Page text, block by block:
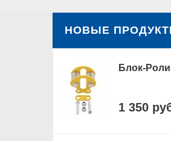
НОВЫЕ
Блок-
1 350